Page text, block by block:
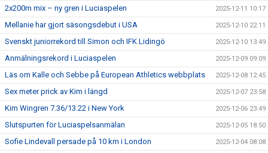
2x200m mix – ny gren i Luciaspelen 2025-12-11 10:17
Mellanie har gjort säsongsdebut i USA 2025-12-10 22:11
Svenskt juniorrekord till Simon och IFK Lidingö 2025-12-10 13:49
Anmälningsrekord i Luciaspelen 2025-12-09 09:09
Läs om Kalle och Sebbe på European Athletics webbplats 2025-12-08 12:45
Sex meter prick av Kim i längd 2025-12-07 23:58
Kim Wingren 7.36/13.22 i New York 2025-12-06 23:49
Slutspurten för Luciaspelsanmälan 2025-12-05 18:50
Sofie Lindevall persade på 10 km i London 2025-12-04 08:08